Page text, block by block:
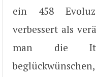
ein 458
verbessert als
man die